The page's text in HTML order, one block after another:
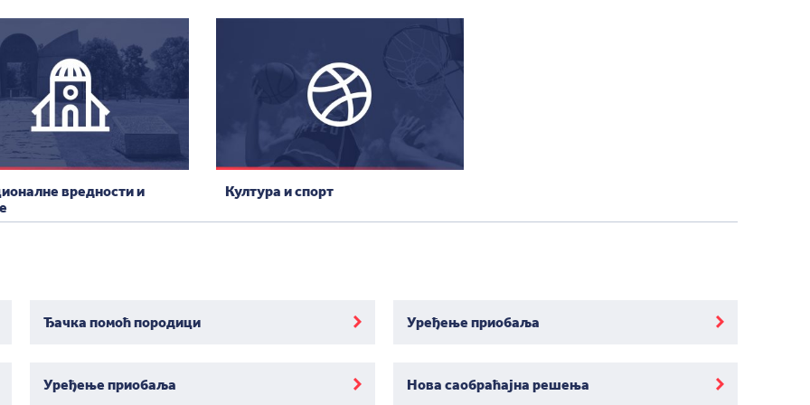
вредности и
Култура и спорт
Ђачка помоћ породици Уређење приобаља
Уређење приобаља Нова саобраћајна решења